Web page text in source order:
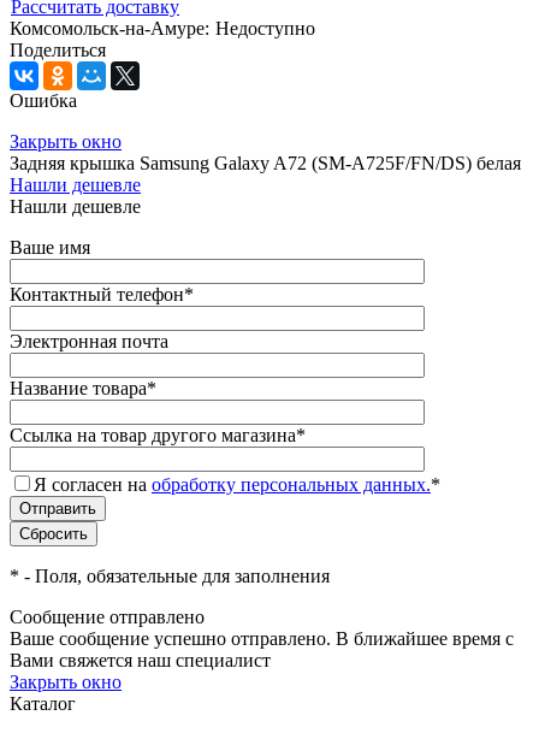
Рассчитать доставку
Комсомольск-на-Амуре: Недоступно
Поделиться
Ошибка
Закрыть окно
Задняя крышка Samsung Galaxy A72 (SM-A725F/FN/DS) белая
Нашли дешевле
Нашли дешевле
Ваше имя
Контактный телефон*
Электронная почта
Название товара*
Ссылка на товар другого магазина*
Я согласен на обработку персональных данных.*
* - Поля, обязательные для заполнения
Сообщение отправлено
Ваше сообщение успешно отправлено. В ближайшее время с
Вами свяжется наш специалист
Закрыть окно
Каталог